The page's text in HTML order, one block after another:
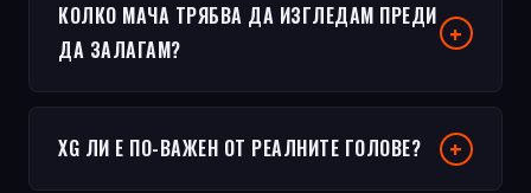
КОЛКО МАЧА ТРЯБВА ДА ИЗГЛЕДАМ ПРЕДИ
ДА ЗАЛАГАМ?
XG ЛИ Е ПО-ВАЖЕН ОТ РЕАЛНИТЕ ГОЛОВЕ?